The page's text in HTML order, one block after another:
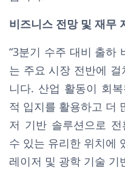
비즈니스 전망 및 재무
“3분기 수주 대비 출하
는 주요 시장 전반에
니다. 산업 활동이 회
적 입지를 활용하고 더
저 기반 솔루션으로
수 있는 유리한 위치에
레이저 및 광학 기술 기